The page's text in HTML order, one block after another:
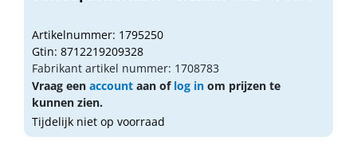
Artikelnummer: 1795250
Gtin: 8712219209328
Fabrikant artikel nummer: 1708783
Vraag een account aan of log in om prijzen te
kunnen zien.
Tijdelijk niet op voorraad